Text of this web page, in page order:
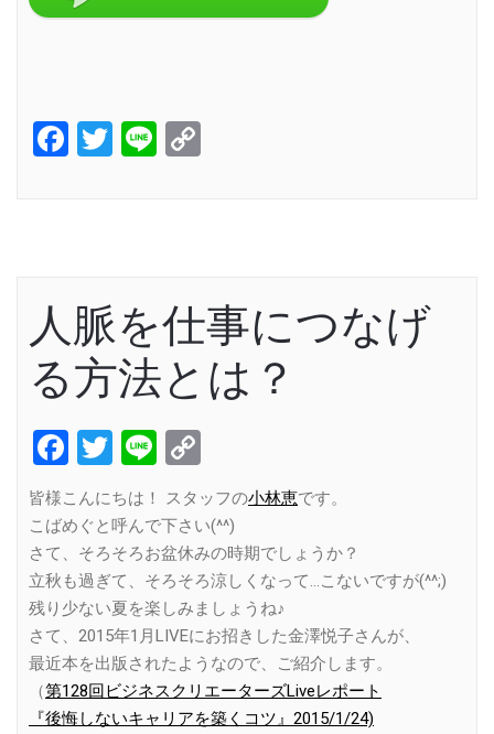
Facebook
Twitter
Line
人脈を仕事につなげ
る方法とは？
Facebook
Twitter
Line
Link
皆様こんにちは！ スタッフの小林恵です。
こばめぐと呼んで下さい(^^)
さて、そろそろお盆休みの時期でしょうか？
立秋も過ぎて、そろそろ涼しくなって…こないですが(^^;)
残り少ない夏を楽しみましょうね♪
さて、2015年1月LIVEにお招きした金澤悦子さんが、
最近本を出版されたようなので、ご紹介します。
（第128回ビジネスクリエーターズLiveレポート
『後悔しないキャリアを築くコツ』2015/1/24)